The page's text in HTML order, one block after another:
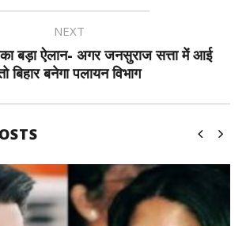
NEXT
बड़ा ऐलान- अगर जनसुराज सत्ता में आई
बिहार बनेगा पलायन विभाग